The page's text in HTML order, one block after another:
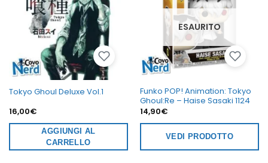
Tokyo Ghoul Deluxe Vol.1
16,00€
AGGIUNGI AL
CARRELLO
ESAURITO
Funko POP! Animation: Tokyo
Ghoul:Re – Haise Sasaki 1124
14,90€
VEDI PRODOTTO